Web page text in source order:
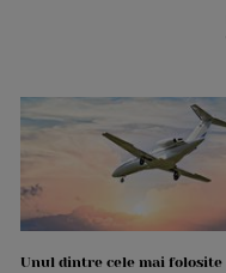
Unul dintre cele mai folosite